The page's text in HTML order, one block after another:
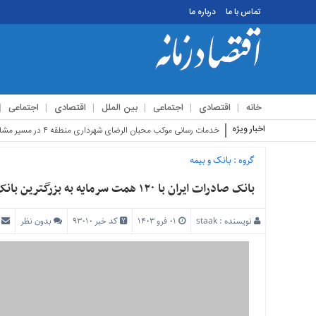
تماس با ما درباره ما
خانه اقتصادی اجتماعی بین الملل اقتصادی اجتماعی
تماس
ما
درباره
اخبار ویژه استقبال زائرین
گروه :بانک و بیمه
بانک صادرات ایران با ۱۲۰ همت سرمایه به بزرگترین بانک بورسی تبدیل می‌شود
نویسنده :staak کد خبر 93010 بدون نظر